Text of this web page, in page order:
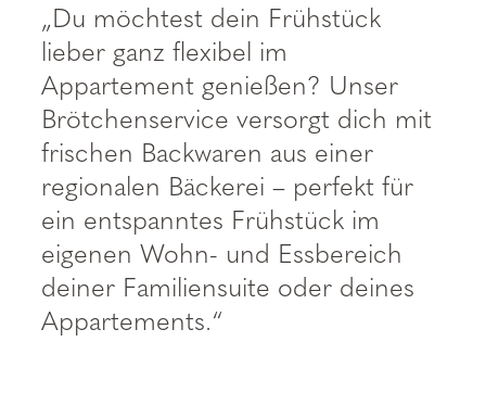
„Du möchtest dein Frühstück
lieber ganz flexibel im
Appartement genießen? Unser
Brötchenservice versorgt dich mit
frischen Backwaren aus einer
regionalen Bäckerei – perfekt für
ein entspanntes Frühstück im
eigenen Wohn- und Essbereich
deiner Familiensuite oder deines
Appartements.“